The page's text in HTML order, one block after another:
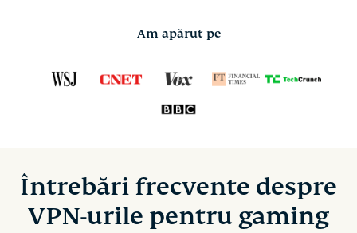
Am apărut pe
Întrebări frecvente despre
VPN-urile pentru gaming